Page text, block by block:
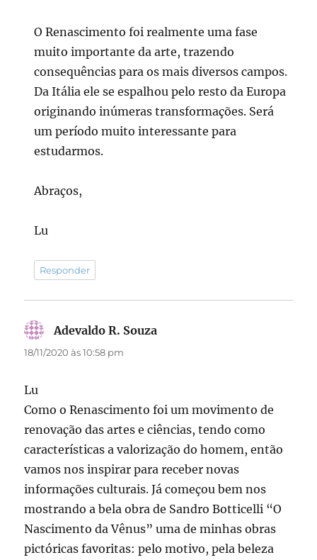
O Renascimento foi realmente uma fase
muito importante da arte, trazendo
consequências para os mais diversos campos.
Da Itália ele se espalhou pelo resto da Europa
originando inúmeras transformações. Será
um período muito interessante para
estudarmos.
Abraços,
Lu
Responder
Adevaldo R. Souza
18/11/2020 às 10:58 pm
Lu
Como o Renascimento foi um movimento de
renovação das artes e ciências, tendo como
características a valorização do homem, então
vamos nos inspirar para receber novas
informações culturais. Já começou bem nos
mostrando a bela obra de Sandro Botticelli “O
Nascimento da Vênus” uma de minhas obras
pictóricas favoritas: pelo motivo, pela beleza